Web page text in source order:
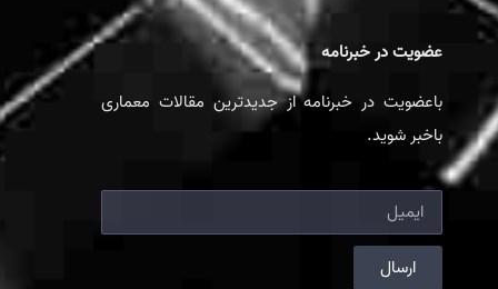
عضویت در خبرنامه
باعضویت در خبرنامه از جدیدترین مقالات معماری
باخبر شوید.
ارسال